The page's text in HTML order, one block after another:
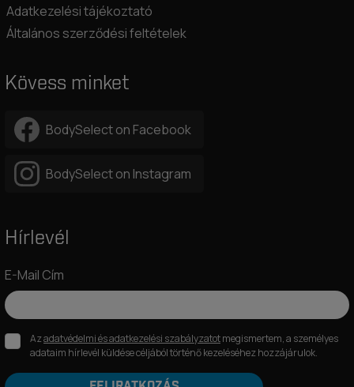
Adatkezelési tájékoztató
Általános szerződési feltételek
Kövess minket
BodySelect on Facebook
BodySelect on Instagram
Hírlevél
E-Mail Cím
Azadatvédelmi és adatkezelési szabályzatotmegismertem, a személyes
adataim hírlevél küldése céljából történő kezeléséhez hozzájárulok.